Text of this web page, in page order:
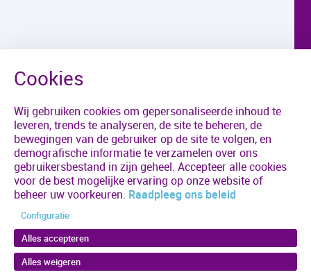
Wij gebruiken cookies om gepersonaliseerde inhoud te
leveren, trends te analyseren, de site te beheren, de
bewegingen van de gebruiker op de site te volgen, en
demografische informatie te verzamelen over ons
gebruikersbestand in zijn geheel. Accepteer alle cookies
voor de best mogelijke ervaring op onze website of
beheer uw voorkeuren. Raadpleeg ons beleid
Configuratie
Alles accepteren
Alles weigeren